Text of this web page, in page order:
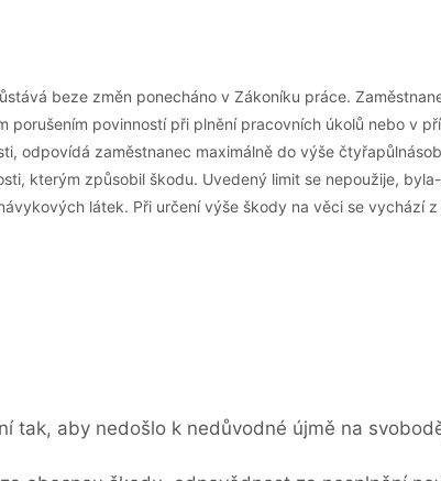
beze změn ponecháno v Zákoníku práce.
porušením povinností při plnění pracovních úkolů nebo v
odpovídá zaměstnanec maximálně do výše
kterým způsobil škodu. Uvedený limit se nepoužije,
látek. Při určení výše škody na věci se vychází
tak, aby nedošlo k nedůvodné újmě na